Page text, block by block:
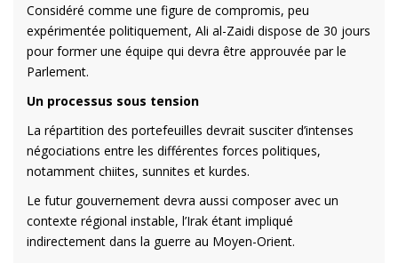
Considéré comme une figure de compromis, peu
expérimentée politiquement, Ali al-Zaidi dispose de 30 jours
pour former une équipe qui devra être approuvée par le
Parlement.
Un processus sous tension
La répartition des portefeuilles devrait susciter d’intenses
négociations entre les différentes forces politiques,
notamment chiites, sunnites et kurdes.
Le futur gouvernement devra aussi composer avec un
contexte régional instable, l’Irak étant impliqué
indirectement dans la guerre au Moyen-Orient.